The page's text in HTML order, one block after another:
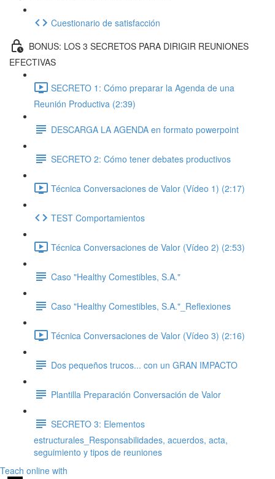
Cuestionario de satisfacción
BONUS: LOS 3 SECRETOS PARA DIRIGIR REUNIONES
EFECTIVAS
SECRETO 1: Cómo preparar la Agenda de una
Reunión Productiva (2:39)
DESCARGA LA AGENDA en formato powerpoint
SECRETO 2: Cómo tener debates productivos
Técnica Conversaciones de Valor (Vídeo 1) (2:17)
TEST Comportamientos
Técnica Conversaciones de Valor (Vídeo 2) (2:53)
Caso "Healthy Comestibles, S.A."
Caso "Healthy Comestibles, S.A."_Reflexiones
Técnica Conversaciones de Valor (Vídeo 3) (2:16)
Dos pequeños trucos... con un GRAN IMPACTO
Plantilla Preparación Conversación de Valor
SECRETO 3: Elementos
estructurales_Responsabilidades, acuerdos, acta,
seguimiento y tipos de reuniones
Teach online with